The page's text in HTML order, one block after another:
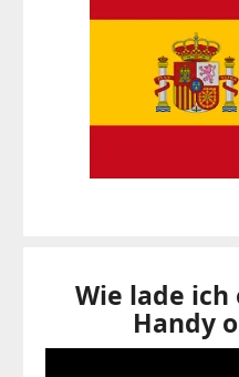
Wie lade ich
Handy